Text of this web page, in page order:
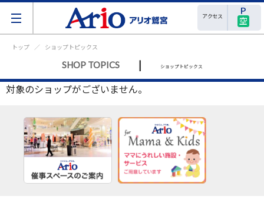
アクセス 空
トップ ショップトピックス
SHOP TOPICS | ショップトピックス
対象のショップがございません。